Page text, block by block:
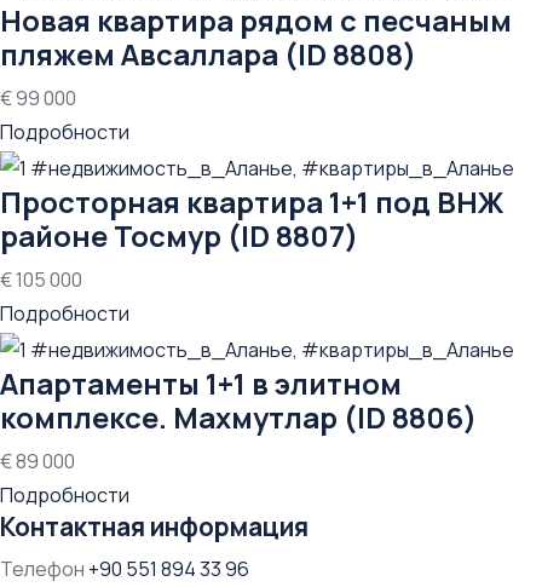
Новая квартира рядом с песчаным
пляжем Авсаллара (ID 8808)
€ 99 000
Подробности
Просторная квартира 1+1 под ВНЖ
районе Тосмур (ID 8807)
€ 105 000
Подробности
Апартаменты 1+1 в элитном
комплексе. Махмутлар (ID 8806)
€ 89 000
Подробности
Контактная информация
Телефон +90 551 894 33 96